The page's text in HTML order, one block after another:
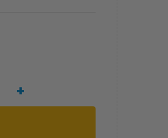
+